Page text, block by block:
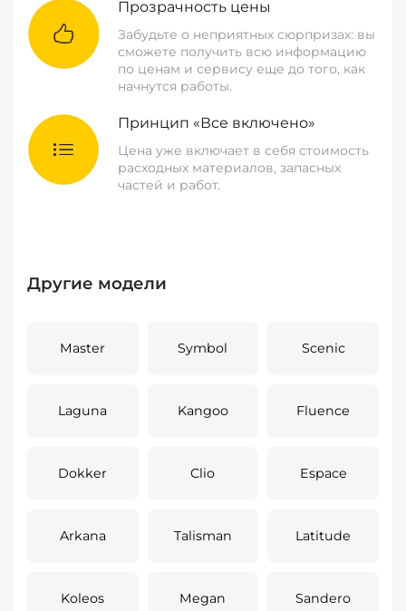
Прозрачность цены
Забудьте о неприятных сюрпризах: вы
сможете получить всю информацию
по ценам и сервису еще до того, как
начнутся работы.
Принцип «Все включено»
Цена уже включает в себя стоимость
расходных материалов, запасных
частей и работ.
Другие модели
Master Symbol Scenic
Laguna Kangoo Fluence
Dokker Clio Espace
Arkana Talisman Latitude
Koleos Megan Sandero